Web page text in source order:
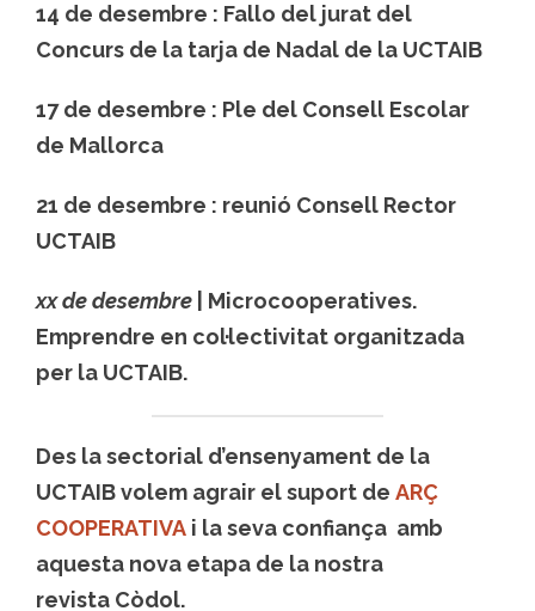
14 de desembre : Fallo del jurat del
Concurs de la tarja de Nadal de la UCTAIB
17 de desembre : Ple del Consell Escolar
de Mallorca
21 de desembre : reunió Consell Rector
UCTAIB
xx de desembre
Microcooperatives.
Emprendre en col·lectivitat organitzada
per la UCTAIB.
Des la sectorial d’ensenyament de la
UCTAIB volem agrair el suport de ARÇ
COOPERATIVA i la seva confiança amb
aquesta nova etapa de la nostra
revista Còdol.